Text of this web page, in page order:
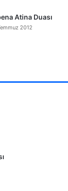
Atina Duası
2012